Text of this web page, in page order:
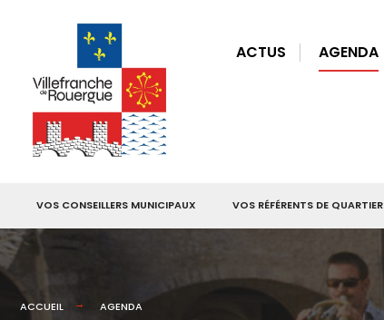
ACTUS AGENDA
VOS CONSEILLERS MUNICIPAUX VOS RÉFÉRENTS DE QUARTIER
ACCUEIL AGENDA